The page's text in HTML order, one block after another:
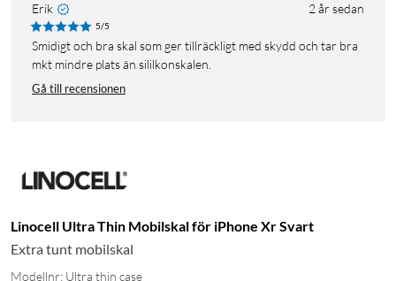
Erik 2 år sedan
5/5
Smidigt och bra skal som ger tillräckligt med skydd och tar bra
mkt mindre plats än sililkonskalen.
Gå till recensionen
Linocell Ultra Thin Mobilskal för iPhone Xr Svart
Extra tunt mobilskal
Modellnr: Ultra thin case